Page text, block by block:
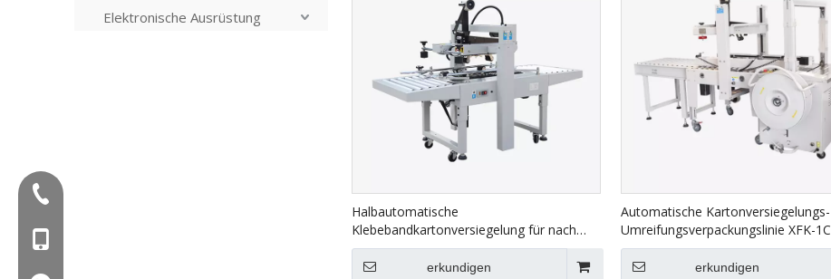
Elektronische Ausrüstung
Halbautomatische
Klebebandkartonversiegelung für nach
oben FXJ-6050
erkundigen
Automatische Kartonversiegelungs-
Umreifungsverpackungslinie XFK-1C
erkundigen